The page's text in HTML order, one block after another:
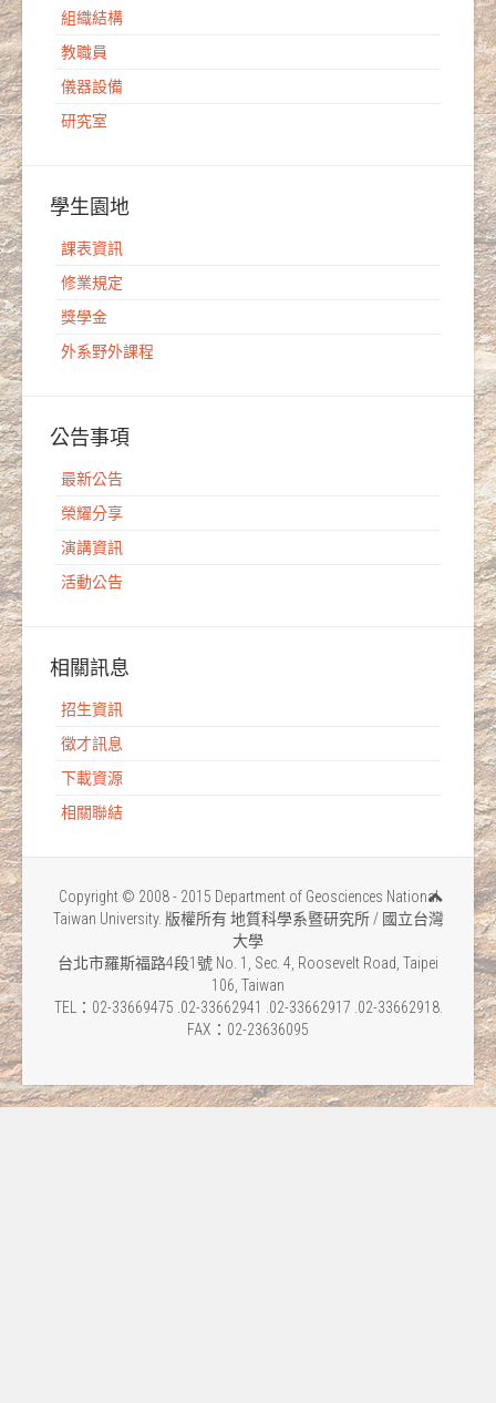
組織結構
教職員
儀器設備
研究室
學生園地
課表資訊
修業規定
獎學金
外系野外課程
公告事項
最新公告
榮耀分享
演講資訊
活動公告
相關訊息
招生資訊
徵才訊息
下載資源
相關聯結
Copyright © 2008 - 2015 Department of Geosciences National
Taiwan University. 版權所有 地質科學系暨研究所 / 國立台灣
大學
台北市羅斯福路4段1號 No. 1, Sec. 4, Roosevelt Road, Taipei
106, Taiwan
TEL：02-33669475 .02-33662941 .02-33662917 .02-33662918.
FAX：02-23636095